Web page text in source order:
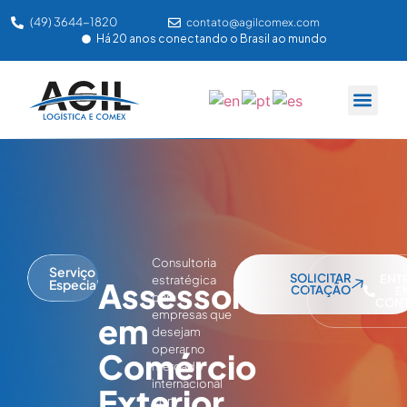
(49) 3644-1820
contato@agilcomex.com
Há 20 anos conectando o Brasil ao mundo
Serviço
EspecializadoAssessoria
em
Comércio
Consultoria
estratégica
para
empresas que
desejam
operar no
mercado
internacional
com
SOLICITAR
COTAÇÃO